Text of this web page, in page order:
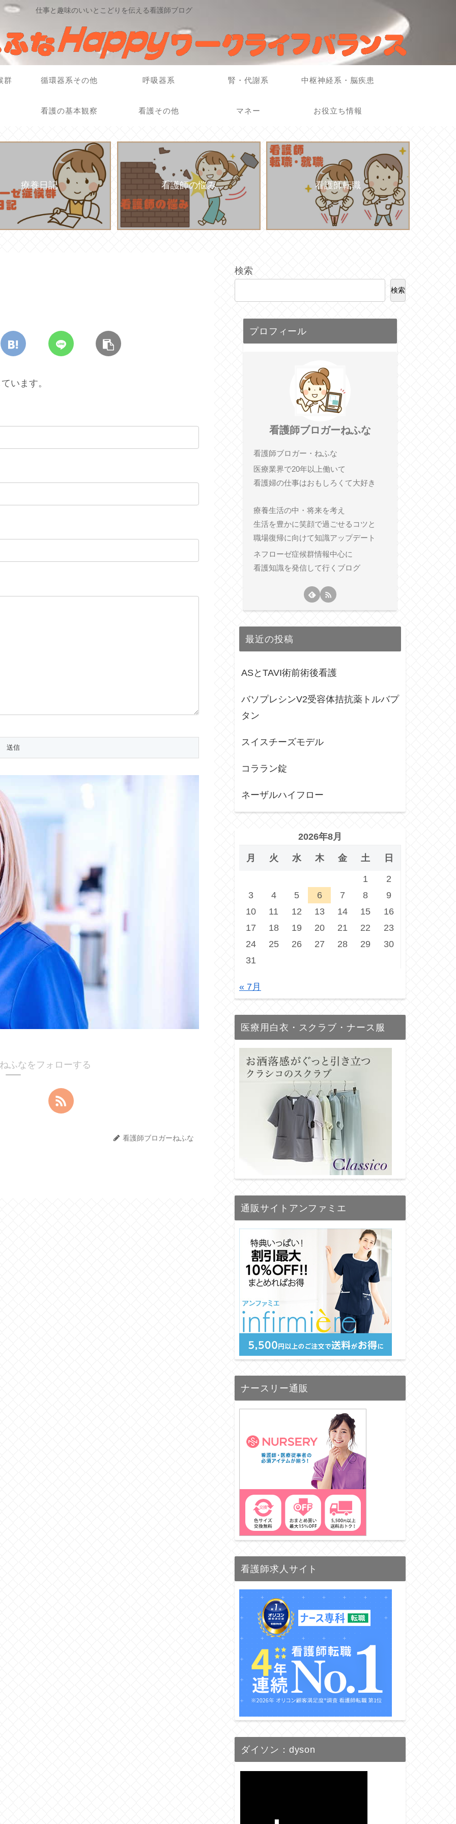
仕事と趣味のいいとこどりを伝える看護師ブログ
群 循環器系その他 呼吸器系 腎・代謝系 中枢神経系・脳疾患
看護の基本観察 看護その他 マネー お役立ち情報
療養日記 看護師の悩み 看護師転職
います。
ふなをフォローする
看護師ブロガーねふな
検索
検索
プロフィール
看護師ブロガーねふな
看護師ブロガー・ねふな
医療業界で20年以上働いて
看護婦の仕事はおもしろくて大好き
療養生活の中・将来を考え
生活を豊かに笑顔で過ごせるコツと
職場復帰に向けて知識アップデート
ネフローゼ症候群情報中心に
看護知識を発信して行くブログ
最近の投稿
ASとTAVI術前術後看護
バソプレシンV2受容体拮抗薬トルバプ
タン
スイスチーズモデル
コララン錠
ネーザルハイフロー
2026年8月
月 火 水 木 金 土 日
1
2
3
4 5 6 7 8
9
10
11 12 13 14 15
16
17
18 19 20 21 22
23
24
25 26 27 28 29
30
31
« 7月
医療用白衣・スクラブ・ナース服
通販サイトアンファミエ
ナースリー通販
看護師求人サイト
ダイソン：dyson